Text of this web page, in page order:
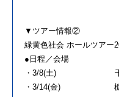
▼ツアー情報②
緑黄色社会 ホールツアー
●日程／会場
・3/8(土) 千 葉
・3/14(金) 栃 木｜